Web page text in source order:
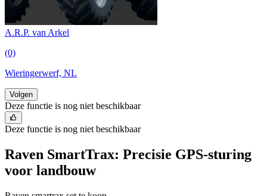
A.R.P. van Arkel
(0)
Wieringerwerf, NL
Volgen
Deze functie is nog niet beschikbaar
Deze functie is nog niet beschikbaar
Raven SmartTrax: Precisie GPS-sturing
voor landbouw